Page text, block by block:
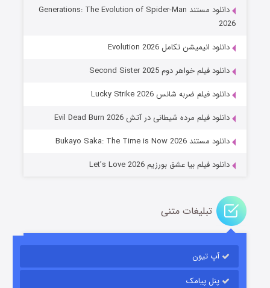
جادوگری در مغولستان
باب اسفنجی فصل ۱۷
قسمت۶ (زیرنویس) منتشر شد
دانلود مستند Generations: The Evolution of Spider-Man
2026
دانلود انیمیشن تکامل Evolution 2026
دانلود فیلم خواهر دوم Second Sister 2025
دانلود فیلم ضربه شانس Lucky Strike 2026
دانلود فیلم مرده شیطانی در آتش Evil Dead Burn 2026
دانلود مستند Bukayo Saka: The Time is Now 2026
دانلود فیلم بیا عشق بورزیم Let’s Love 2026
تبلیغات متنی
آپ تیون
پنل پیامک